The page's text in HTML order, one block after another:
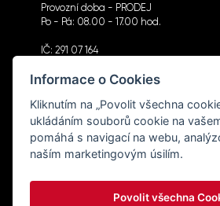
Provozní doba - PRODEJ
Po - Pá: 08.00 - 17.00 hod.
IČ: 291 07 164
CHCI
Informace o Cookies
Kliknutím na „Povolit všechna
ukládáním souborů cookie na
pomáhá s navigací na webu,
naším marketingovým úsilím.
Povolit všechna